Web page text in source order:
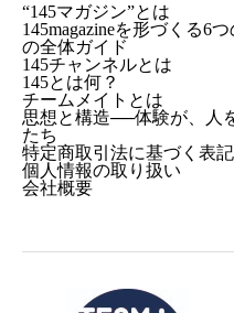
“145マガジン”とは
145magazineを形づくる6
の全体ガイド
145チャンネルとは
145とは何？
チームメイトとは
思想と構造──体験が、人
たち
特定商取引法に基づく表記
個人情報の取り扱い
会社概要